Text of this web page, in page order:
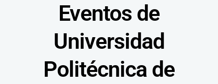
Eventos de
Universidad
Politécnica de